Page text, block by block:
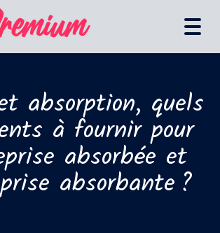
absorption, quels
à fournir pour
absorbée et
absorbante ?